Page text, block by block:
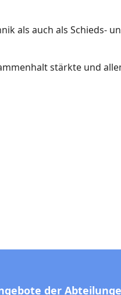
als auch als Schieds-
stärkte und
der